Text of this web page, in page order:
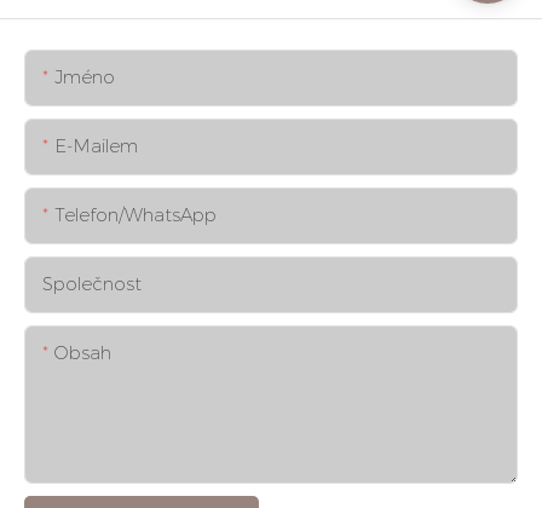
Jméno
E-Mailem
Telefon/whatsApp
Společnost
Obsah